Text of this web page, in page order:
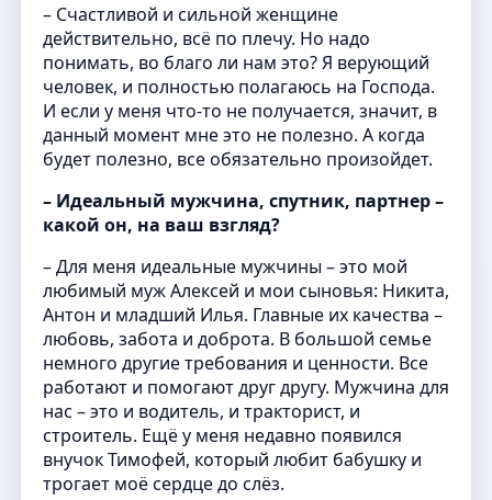
– Счастливой и сильной женщине
действительно, всё по плечу. Но надо
понимать, во благо ли нам это? Я верующий
человек, и полностью полагаюсь на Господа.
И если у меня что-то не получается, значит, в
данный момент мне это не полезно. А когда
будет полезно, все обязательно произойдет.
– Идеальный мужчина, спутник, партнер –
какой он, на ваш взгляд?
– Для меня идеальные мужчины – это мой
любимый муж Алексей и мои сыновья: Никита,
Антон и младший Илья. Главные их качества –
любовь, забота и доброта. В большой семье
немного другие требования и ценности. Все
работают и помогают друг другу. Мужчина для
нас – это и водитель, и тракторист, и
строитель. Ещё у меня недавно появился
внучок Тимофей, который любит бабушку и
трогает моё сердце до слёз.